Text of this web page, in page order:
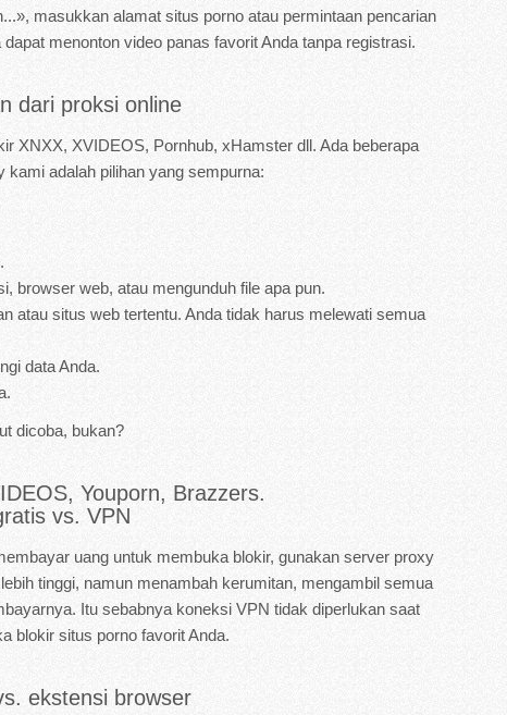
masukkan alamat situs porno atau permintaan pencarian
menonton video panas favorit Anda tanpa registrasi.
dari proksi online
XNXX, XVIDEOS, Pornhub, xHamster dll. Ada beberapa
adalah pilihan yang sempurna:
browser web, atau mengunduh file apa pun.
atau situs web tertentu. Anda tidak harus melewati semua
data Anda.
dicoba, bukan?
Youporn, Brazzers.
vs. VPN
uang untuk membuka blokir, gunakan server proxy
tinggi, namun menambah kerumitan, mengambil semua
Itu sebabnya koneksi VPN tidak diperlukan saat
blokir situs porno favorit Anda.
ekstensi browser